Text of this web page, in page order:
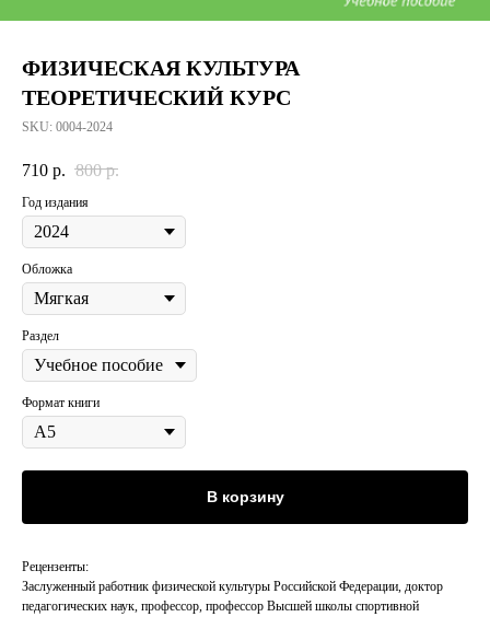
ФИЗИЧЕСКАЯ КУЛЬТУРА
ТЕОРЕТИЧЕСКИЙ КУРС
SKU: 0004-2024
710 р. 800 р.
Год издания
Обложка
Раздел
Формат книги
В корзину
Рецензенты:
Заслуженный работник физической культуры Российской Федерации, доктор
педагогических наук, профессор, профессор Высшей школы спортивной